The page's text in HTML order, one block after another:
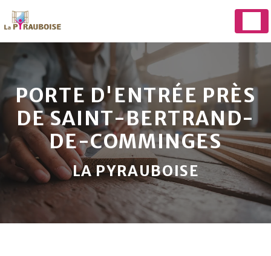
PORTE D'ENTRÉE PRÈS
DE SAINT-BERTRAND-
DE-COMMINGES
LA PYRAUBOISE